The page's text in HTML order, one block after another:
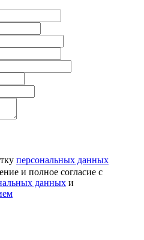
персональных данных
и полное согласие с
данных и